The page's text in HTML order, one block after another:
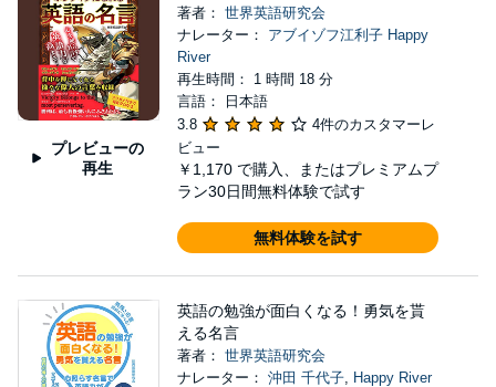
プレビューの
再生
著者： 世界英語研究会
ナレーター： アブイゾフ江利子 Happy
River
再生時間： 1 時間 18 分
言語： 日本語
3.8
4件のカスタマーレ
ビュー
￥1,170 で購入、またはプレミアムプ
ラン30日間無料体験で試す
無料体験を試す
英語の勉強が面白くなる！勇気を貰
える名言
著者： 世界英語研究会
ナレーター： 沖田 千代子, Happy River